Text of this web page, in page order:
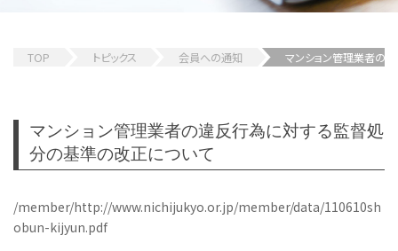
TOP トピックス 会員への通知 マンション管理業者の
マンション管理業者の違反行為に対する監督処
分の基準の改正について
/member/http://www.nichijukyo.or.jp/member/data/110610sh
obun-kijyun.pdf